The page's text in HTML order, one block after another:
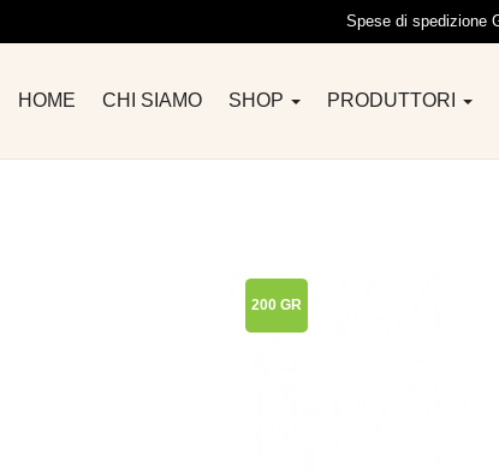
Spese di spedizione
HOME CHI SIAMO SHOP PRODUTTORI
200 GR